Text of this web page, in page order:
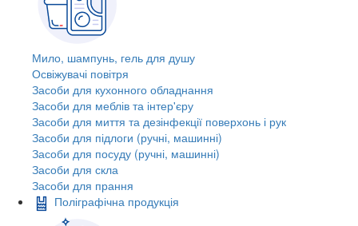
Мило, шампунь, гель для душу
Освіжувачі повітря
Засоби для кухонного обладнання
Засоби для меблів та інтер'єру
Засоби для миття та дезінфекції поверхонь і рук
Засоби для підлоги (ручні, машинні)
Засоби для посуду (ручні, машинні)
Засоби для скла
Засоби для прання
Поліграфічна продукція